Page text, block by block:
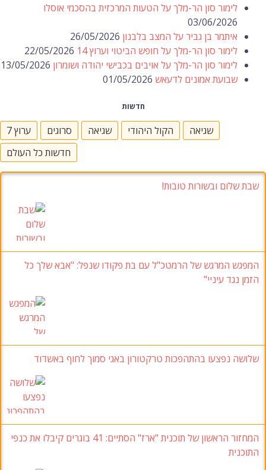
לימור סון הר-מלך על הטעות המרכזית בהסכמי אוסלו
03/06/2026
איתמר בן גביר על המצב בלבנון 26/05/2026
לימור סון הר-מלך על חופש הביטוי וערוץ 14
22/05/2026
לימור סון הר-מלך על אויבים בכבישי יהודה ושומרון 13/05/2026
שבועת אמונים לדעאש 01/05/2026
חדשות
ערוץ 7 סרוגים שגיאה הקול היהודי
שגיאה
חדשות כל העולם
שבת שלום ובשורות טובות!
המפגש המרגש של הרמטכ"ל עם בת פקודו שנפל: "אבא שלך כל
הזמן נגד עיניי"
שלושה נפצעו בהתהפכות טרקטורון באגי סמוך לחוף באשדוד
המחזור הראשון של תוכנית "ארז" הסתיים: 41 בוגרים קיבלו את כנפי
התוכנית